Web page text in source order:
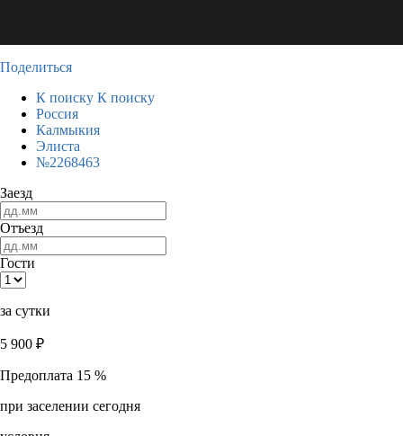
Поделиться
К поиску К поиску
Россия
Калмыкия
Элиста
№2268463
Заезд
Отъезд
Гости
за сутки
5 900 ₽
Предоплата 15 %
при заселении сегодня